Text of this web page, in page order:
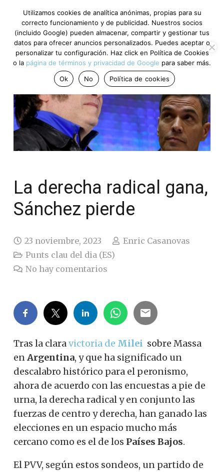
La derecha radical gana,
Sánchez pierde
23 noviembre, 2023
Enric Casanovas
Punts clau del dia (ES)
No hay comentarios
Tras la claravictoria de Milei sobre Massa
enArgentina, y que ha significado un
descalabro histórico para el peronismo,
ahora de acuerdo con las encuestas a pie de
urna, la derecha radical y en conjunto las
fuerzas de centro y derecha, han ganado las
elecciones en un espacio mucho más
cercano como es el de los Países Bajos.
El PVV, según estos sondeos, un partido de
Utilizamos cookies de analítica anónimas, propias para su
correcto funcionamiento y de publicidad. Nuestros socios
(incluido Google) pueden almacenar, compartir y gestionar tus
datos para ofrecer anuncios personalizados. Puedes aceptar o
personalizar tu configuración. Haz click en Política de Cookies
o la página de términos y privacidad de Google para saber más.
Ok
No Política de cookies